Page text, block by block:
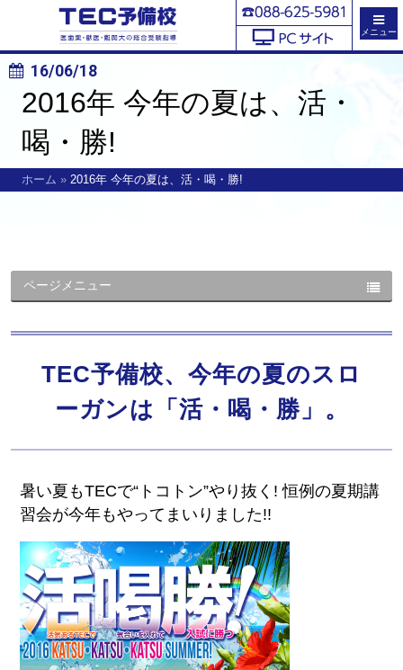
メニュー
16/06/18
2016年 今年の夏は、活・
喝・勝!
ホーム » 2016年 今年の夏は、活・喝・勝!
ページメニュー
TEC予備校、今年の夏のスロ
ーガンは「活・喝・勝」。
暑い夏もTECで“トコトン”やり抜く! 恒例の夏期講
習会が今年もやってまいりました!!